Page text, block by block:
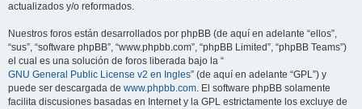
actualizados y/o reformados.
Nuestros foros están desarrollados por phpBB (de aquí en adelante “ellos”,
“sus”, “software phpBB”, “www.phpbb.com”, “phpBB Limited”, “phpBB Teams”)
el cual es una solución de foros liberada bajo la “
GNU General Public License v2 en Ingles” (de aquí en adelante “GPL”) y
puede ser descargada de www.phpbb.com. El software phpBB solamente
facilita discusiones basadas en Internet y la GPL estrictamente los excluye de